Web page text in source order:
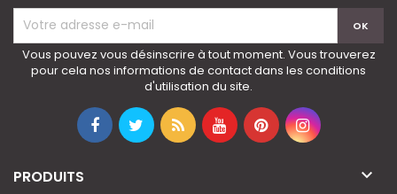
Vous pouvez vous désinscrire à tout moment. Vous trouverez
pour cela nos informations de contact dans les conditions
d'utilisation du site.
PRODUITS 